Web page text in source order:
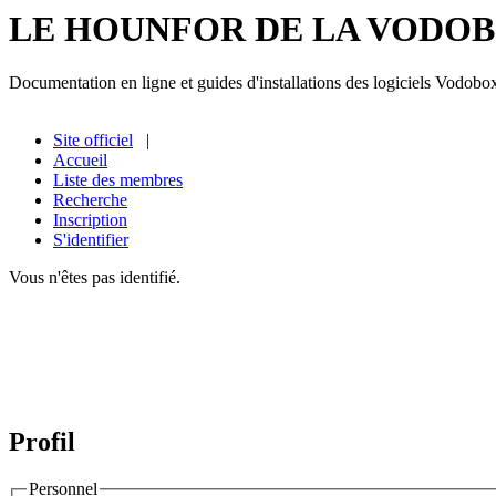
LE HOUNFOR DE LA
Documentation en ligne et guides d'installations des logiciels
Site officiel |
Accueil
Liste des membres
Recherche
Inscription
S'identifier
Vous n'êtes pas identifié.
Profil
Personnel